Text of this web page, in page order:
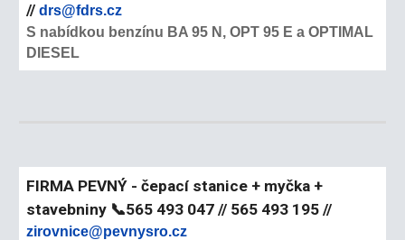
//drs@fdrs.cz
S nabídkou benzínu BA 95 N, OPT 95 E a OPTIMAL
DIESEL
FIRMA PEVNÝ - čepací stanice + myčka +
stavebniny 📞565 493 047 // 565 493 195 //
zirovnice@pevnysro.cz